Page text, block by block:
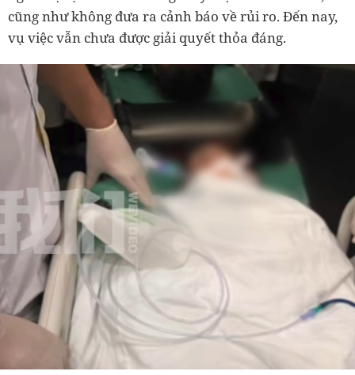
cũng như không đưa ra cảnh báo về rủi ro. Đến nay,
vụ việc vẫn chưa được giải quyết thỏa đáng.